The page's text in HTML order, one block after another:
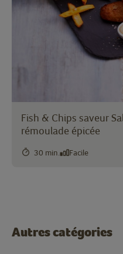
Fish & Chips saveur
rémoulade épicée
30 min. Facile
Autres catégories